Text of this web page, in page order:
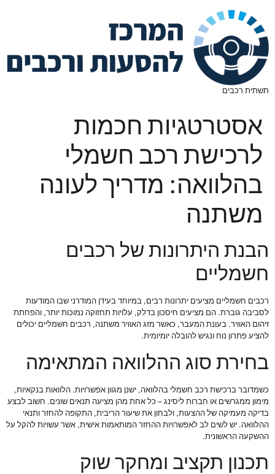
תשתית רכבים
אסטרטגיות חכמות
לרכישת רכב חשמלי
בהלוואה: מדריך לעונה
משתנה
הבנת היתרונות של רכבים
חשמליים
רכבים חשמליים מציעים יתרונות רבים, במיוחד בעידן המודרני שבו המודעות
לסביבה גוברת. הם מציעים חיסכון בדלק, עלויות תחזוקה נמוכות יותר, והפחתת
זיהום האוויר. בעונת המעבר, כאשר מזג האוויר משתנה, רכבים חשמליים יכולים
להציע פתרון נוח ונגיש להובלה יומיומית.
בחירת סוג ההלוואה המתאימה
כשמדובר ברכישת רכב חשמלי בהלוואה, ישנן מגוון אפשרויות. הלוואות בנקאיות,
מימון ממגרשים או חברות ליסינג – כל אחת מהן מציעה תנאים שונים. חשוב לבצע
בדיקה מעמיקה של ההצעות, ולבחון את שיעור הריבית, התקופה להחזר ותנאי
ההלוואה. יש לשים לב לאפשרויות ההחזר המותאמות אישית, אשר עשויות להקל על
ההשקעה הראשונית.
תכנון תקציב ומחקר שוק